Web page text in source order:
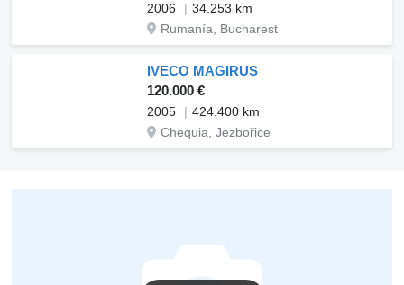
2006
34.253 km
Rumanía, Bucharest
IVECO MAGIRUS
120.000 €
2005
424.400 km
Chequia, Jezbořice